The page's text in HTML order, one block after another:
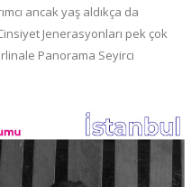
ancak yaş aldıkça da
Jenerasyonları pek çok
Panorama Seyirci